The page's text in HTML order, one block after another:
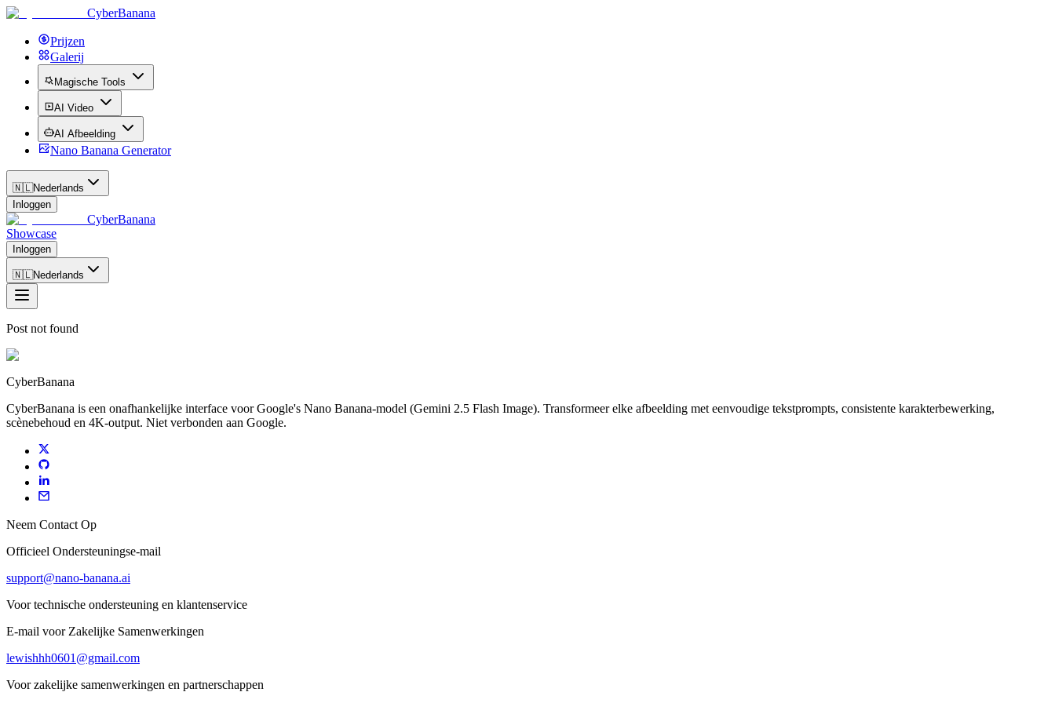
CyberBanana
Prijzen
Galerij
Magische Tools
AI Video
AI Afbeelding
Nano Banana Generator
🇳🇱Nederlands
Inloggen
CyberBanana
Showcase
Inloggen
🇳🇱Nederlands
Post not found
CyberBanana
CyberBanana is een onafhankelijke interface voor Google's Nano Banana-model (Gemini 2.5 Flash Image). Transformeer elke afbeelding met eenvoudige tekstprompts, consistente karakterbewerking,
scènebehoud en 4K-output. Niet verbonden aan Google.
Neem Contact Op
Officieel Ondersteuningse-mail
support@nano-banana.ai
Voor technische ondersteuning en klantenservice
E-mail voor Zakelijke Samenwerkingen
lewishhh0601@gmail.com
Voor zakelijke samenwerkingen en partnerschappen